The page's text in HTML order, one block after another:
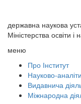
державна наукова
Міністерства освіти і
меню
Про Інститут
Науково-
Видавнича
Міжнародна